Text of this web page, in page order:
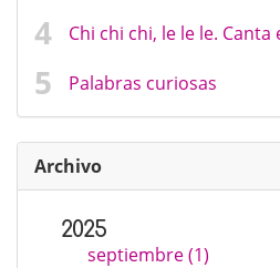
Chi chi chi, le le le. Canta
Palabras curiosas
Archivo
2025
septiembre (1)